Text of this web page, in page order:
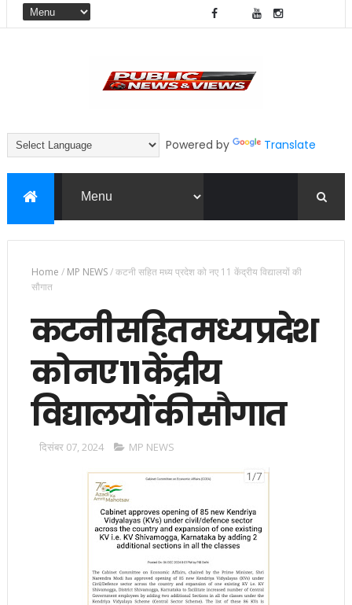
Powered by Translate
Home / MP NEWS/कटनी सहित मध्य प्रदेश को नए 11 केंद्रीय विद्यालयों की
सौगात
कटनी सहित मध्य प्रदेश
को नए 11 केंद्रीय
विद्यालयों की सौगात
दिसंबर 07, 2024 MP NEWS